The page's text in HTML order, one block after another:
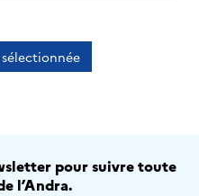
pour suivre toute
l’Andra.